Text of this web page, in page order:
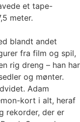
et tape-
meter.
blandt andet
fra film og spil,
rig dreng – han har
og mønter.
Adam
kort i alt, heraf
rekorder, der er